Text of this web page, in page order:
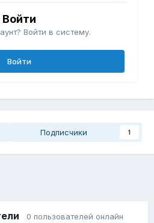
Войти
Войти в систему.
Войти
Подписчики 1
0 пользователей онлайн